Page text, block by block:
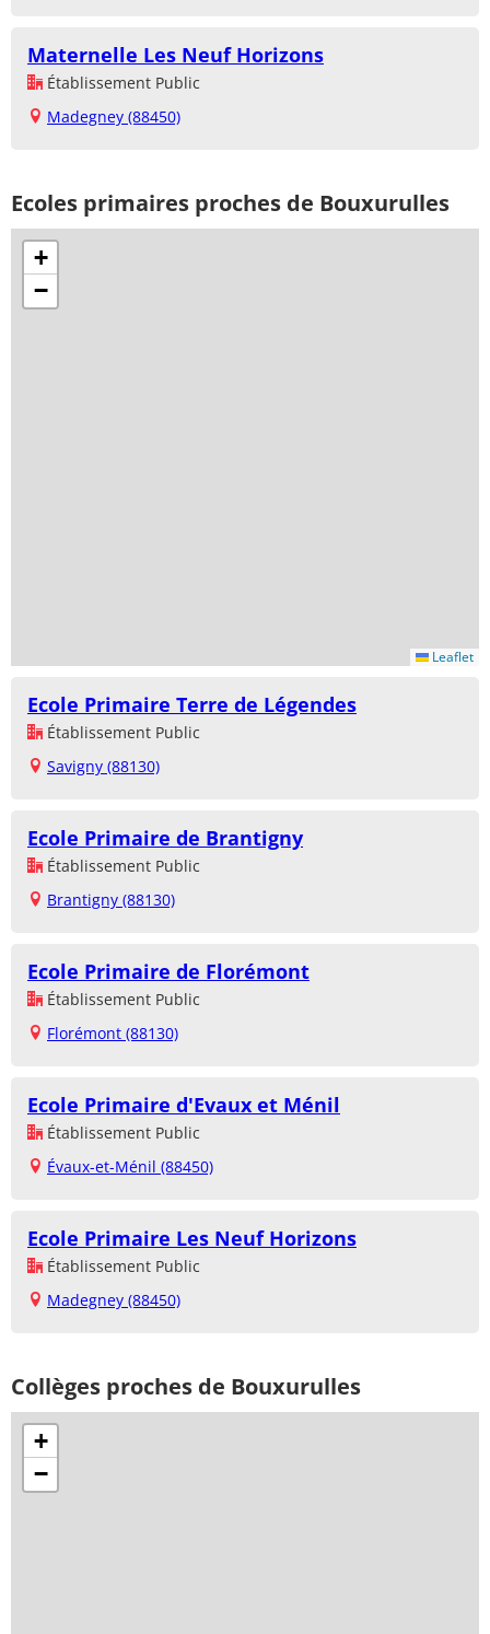
Maternelle Les Neuf Horizons
Établissement Public
Madegney (88450)
Ecoles primaires proches de Bouxurulles
+
−
Leaflet
Ecole Primaire Terre de Légendes
Établissement Public
Savigny (88130)
Ecole Primaire de Brantigny
Établissement Public
Brantigny (88130)
Ecole Primaire de Florémont
Établissement Public
Florémont (88130)
Ecole Primaire d'Evaux et Ménil
Établissement Public
Évaux-et-Ménil (88450)
Ecole Primaire Les Neuf Horizons
Établissement Public
Madegney (88450)
Collèges proches de Bouxurulles
+
−